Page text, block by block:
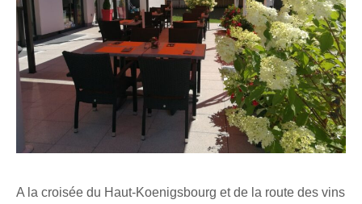
A la croisée du Haut-Koenigsbourg et de la route des vins